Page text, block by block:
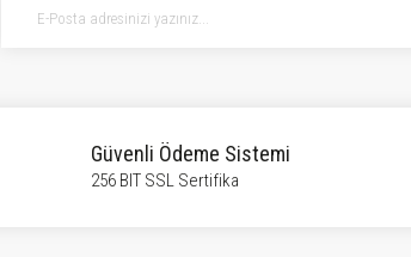
Güvenli Ödeme Sistemi
256 BIT SSL Sertifika